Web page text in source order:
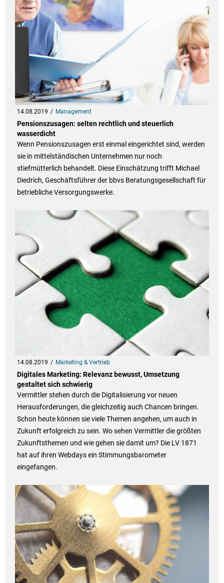
14.08.2019 Management
Pensionszusagen: selten rechtlich und steuerlich
wasserdicht
Wenn Pensionszusagen erst einmal eingerichtet sind, werden
sie in mittelständischen Unternehmen nur noch
stiefmütterlich behandelt. Diese Einschätzung trifft Michael
Diedrich, Geschäftsführer der bbvs Beratungsgesellschaft für
betriebliche Versorgungswerke.
14.08.2019 Marketing & Vertrieb
Digitales Marketing: Relevanz bewusst, Umsetzung
gestaltet sich schwierig
Vermittler stehen durch die Digitalisierung vor neuen
Herausforderungen, die gleichzeitig auch Chancen bringen.
Schon heute können sie viele Themen angehen, um auch in
Zukunft erfolgreich zu sein. Wo sehen Vermittler die größten
Zukunftsthemen und wie gehen sie damit um? Die LV 1871
hat auf ihren Webdays ein Stimmungsbarometer
eingefangen.